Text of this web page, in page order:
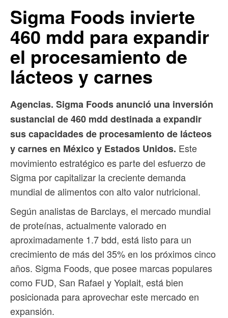
Sigma Foods invierte
460 mdd para expandir
el procesamiento de
lácteos y carnes
Agencias. Sigma Foods anunció una inversión
sustancial de 460 mdd destinada a expandir
sus capacidades de procesamiento de lácteos
y carnes en México y Estados Unidos. Este
movimiento estratégico es parte del esfuerzo de
Sigma por capitalizar la creciente demanda
mundial de alimentos con alto valor nutricional.
Según analistas de Barclays, el mercado mundial
de proteínas, actualmente valorado en
aproximadamente 1.7 bdd, está listo para un
crecimiento de más del 35% en los próximos cinco
años. Sigma Foods, que posee marcas populares
como FUD, San Rafael y Yoplait, está bien
posicionada para aprovechar este mercado en
expansión.